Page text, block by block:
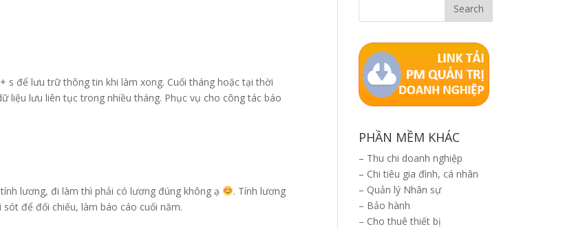
s để lưu trữ thông tin khi làm xong. Cuối tháng hoặc tại thời
liệu lưu liên tục trong nhiều tháng. Phục vụ cho công tác báo
lương, đi làm thì phải có lương đúng không ạ
. Tính lương
để đối chiếu, làm báo cáo cuối năm.
PHẦN MỀM KHÁC
– Thu chi doanh nghiệp
– Chi tiêu gia đình, cá nhân
– Quản lý Nhân sự
– Bảo hành
– Cho thuê thiết bị